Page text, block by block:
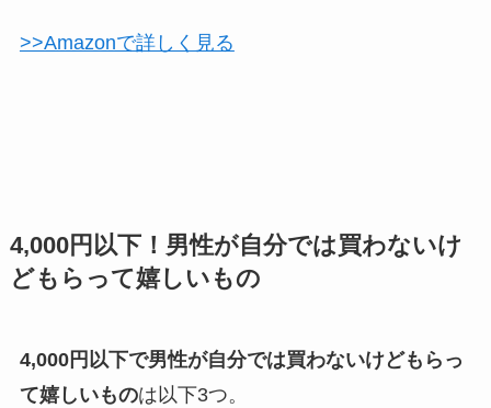
>>Amazonで詳しく見る
4,000円以下！男性が自分では買わないけ
どもらって嬉しいもの
4,000円以下で男性が自分では買わないけどもらっ
て嬉しいものは以下3つ。